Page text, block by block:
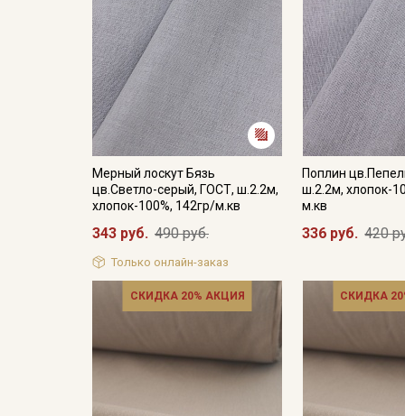
Мерный лоскут Бязь
цв.Светло-серый, ГОСТ, ш.2.2м,
хлопок-100%, 142гр/м.кв
343 руб. 490 руб.
Только онлайн-заказ
Поплин
ш.2.2м, хлопок-
м.кв
336 руб. 420
СКИДКА 20% АКЦИЯ СКИДКА